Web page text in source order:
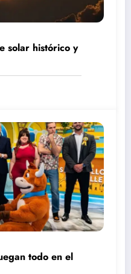
solar histórico y
todo en el